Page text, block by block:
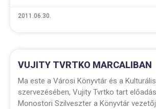
2011.06.30.
VUJITY TVRTKO MARCALIBAN
Ma este a Városi Könyvtár és a
szervezésében, Vujity Tvrtko tart
Monostori Szilveszter a Könyvtár